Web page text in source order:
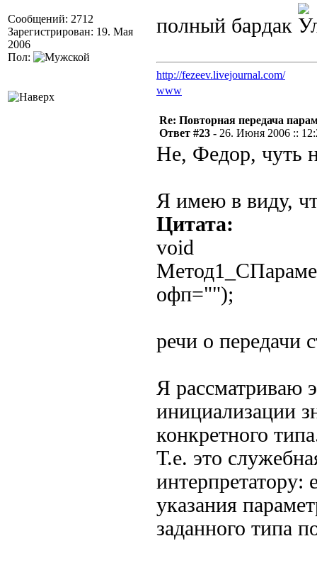
Сообщений: 2712
Зарегистрирован: 19. Мая
2006
Пол:
полный бардак
http://fezeev.livejournal.com/
www
Re: Повторная передача
Ответ #23 - 26. Июня 2006 ::
Не, Федор, чуть
Я имею в виду,
Цитата:
void
офп="");
речи о передачи
Я рассматриваю
инициализации
конкретного
Т.е. это
интерпретатору:
указания
заданного типа